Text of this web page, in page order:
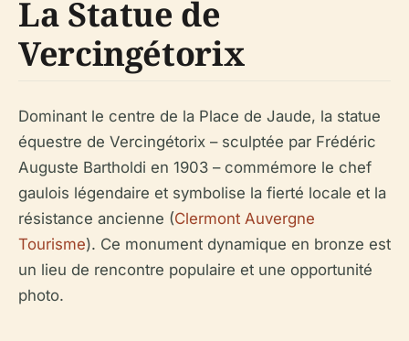
La Statue de
Vercingétorix
Dominant le centre de la Place de Jaude, la statue
équestre de Vercingétorix – sculptée par Frédéric
Auguste Bartholdi en 1903 – commémore le chef
gaulois légendaire et symbolise la fierté locale et la
résistance ancienne (Clermont Auvergne
Tourisme). Ce monument dynamique en bronze est
un lieu de rencontre populaire et une opportunité
photo.